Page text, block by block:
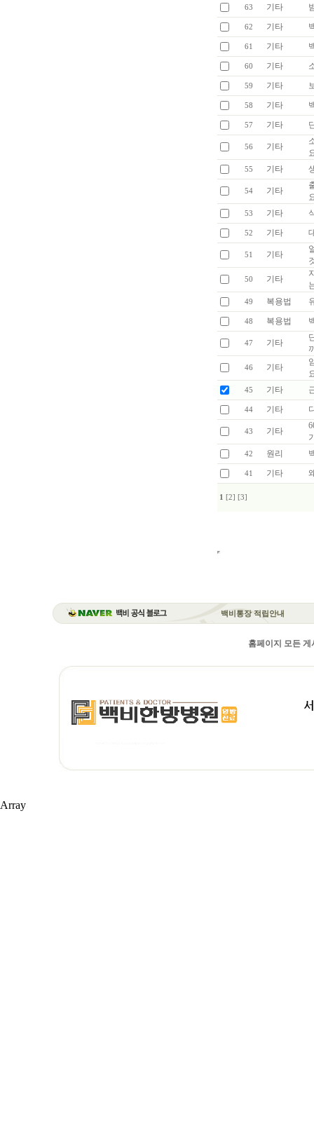
63 기타
62 기타
61 기타
60 기타
59 기타
58 기타
57 기타
56 기타
55 기타
54 기타
53 기타
52 기타
51 기타
50 기타
49 복용법
48 복용법
47 기타
46 기타
45 기타
44 기타
43 기타
42 원리
41 기타
1 [2] [3]
백비통장 적립안내
홈페이지 모든
Array